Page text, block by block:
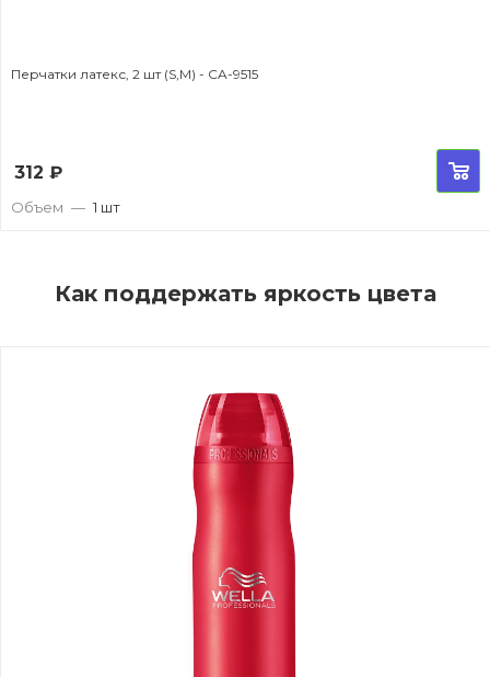
Перчатки латекс, 2 шт (S,M) - CA-9515
312 ₽
Объем — 1 шт
Как поддержать яркость цвета